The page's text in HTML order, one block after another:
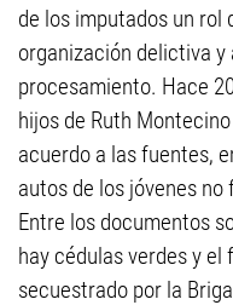
de los imputados un rol
organización delictiva
procesamiento. Hace
hijos de Ruth
acuerdo a las fuentes,
autos de los jóvenes
Entre los documentos
hay cédulas verdes y el
secuestrado por la